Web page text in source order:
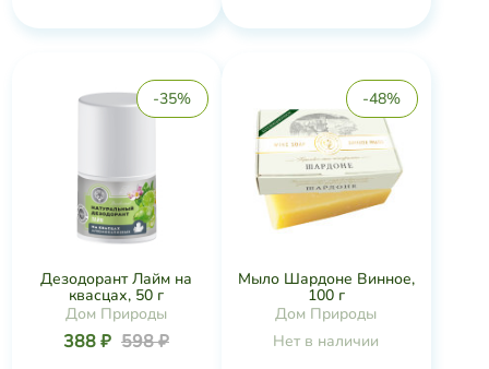
-35%
Дезодорант Лайм на
квасцах, 50 г
Дом Природы
388 ₽ 598 ₽
-48%
Мыло Шардоне Винное,
100 г
Дом Природы
Нет в наличии